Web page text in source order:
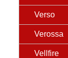
Verso
Verossa
Vellfire